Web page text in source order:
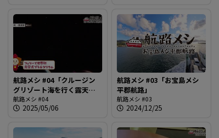
航路メシ #04「クルージン
グリゾート海を行く露天風
呂～船上バーベキューも楽
しいフェリー」
航路メシ #04
2025/05/06
航路メシ #03「お宝島メシ
平郡航路」
航路メシ #03
2024/12/25